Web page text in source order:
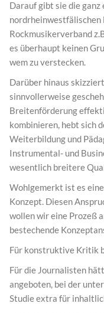
Darauf gibt sie die
nordrheinwestfälischen
Rockmusikerverband
es überhaupt keinen
wem zu verstecken.
Darüber hinaus
sinnvollerweise
Breitenförderung
kombinieren, hebt sich
Weiterbildung und
Instrumental- und
wesentlich breitere
Wohlgemerkt ist es
Konzept. Diesen
wollen wir eine Prozeß
bestechende
Für konstruktive Kritik
Für die Journalisten
angeboten, bei der
Studie extra für